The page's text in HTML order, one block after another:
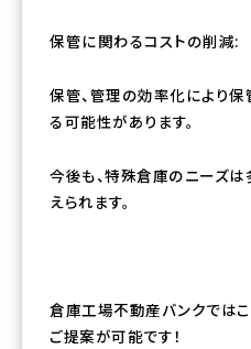
保管に関わるコストの削減:
保管、管理の効率化により
る可能性があります。
今後も、特殊倉庫のニーズは
えられます。
倉庫工場不動産バンクでは
ご提案が可能です！